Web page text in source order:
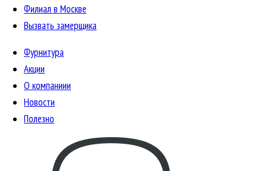
Филиал в Москве
Вызвать замерщика
Фурнитура
Акции
О компаниии
Новости
Полезно